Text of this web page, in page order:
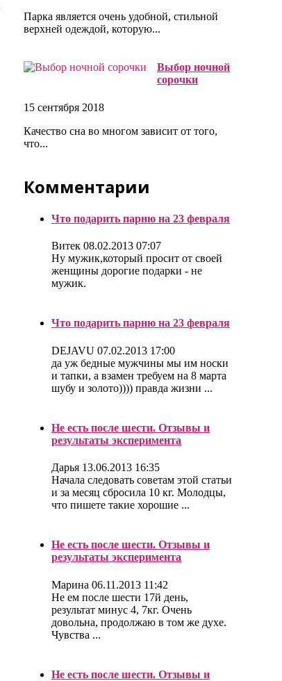
Парка является очень удобной, стильной
верхней одеждой, которую...
Выбор ночной
сорочки
15 сентября 2018
Качество сна во многом зависит от того,
что...
Комментарии
Что подарить парню на 23 февраля
Витек 08.02.2013 07:07
Ну мужик,который просит от своей
женщины дорогие подарки - не
мужик.
Что подарить парню на 23 февраля
DEJAVU 07.02.2013 17:00
да уж бедные мужчины мы им носки
и тапки, а взамен требуем на 8 марта
шубу и золото)))) правда жизни ...
Не есть после шести. Отзывы и
результаты эксперимента
Дарья 13.06.2013 16:35
Начала следовать советам этой статьи
и за месяц сбросила 10 кг. Молодцы,
что пишете такие хорошие ...
Не есть после шести. Отзывы и
результаты эксперимента
Марина 06.11.2013 11:42
Не ем после шести 17й день,
результат минус 4, 7кг. Очень
довольна, продолжаю в том же духе.
Чувства ...
Не есть после шести. Отзывы и